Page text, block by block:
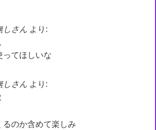
しさん より:
ってほしいな
しさん より:
るのか含めて楽しみ